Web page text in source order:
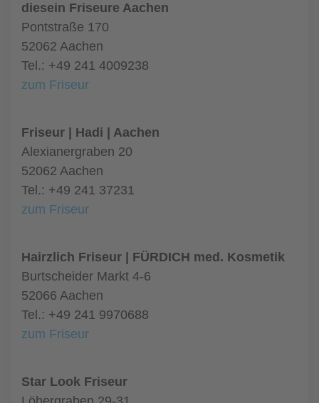
diesein Friseure Aachen
Pontstraße 170
52062 Aachen
Tel.: +49 241 4009238
zum Friseur
Friseur | Hadi | Aachen
Alexianergraben 20
52062 Aachen
Tel.: +49 241 37231
zum Friseur
Hairzlich Friseur | FÜRDICH med. Kosmetik
Burtscheider Markt 4-6
52066 Aachen
Tel.: +49 241 9970688
zum Friseur
Star Look Friseur